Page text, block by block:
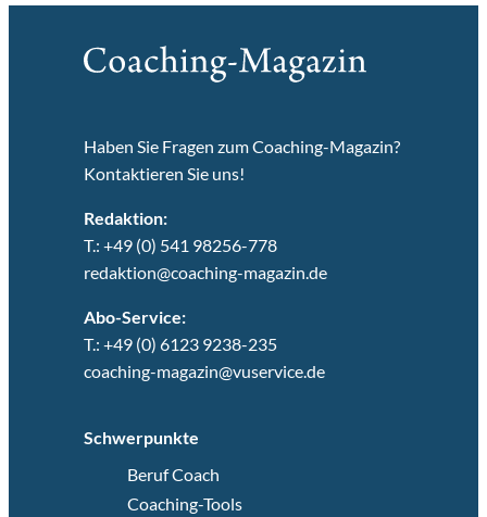
Haben Sie Fragen zum Coaching-Magazin?
Kontaktieren Sie uns!
Redaktion:
T.: +49 (0) 541 98256-778
redaktion@coaching-magazin.de
Abo-Service:
T.: +49 (0) 6123 9238-235
coaching-magazin@vuservice.de
Schwerpunkte
Beruf Coach
Coaching-Tools